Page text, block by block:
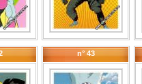
n° 43